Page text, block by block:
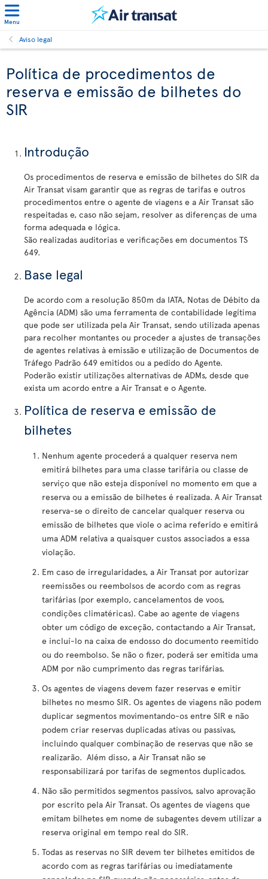
Menu
Aviso legal
Política de procedimentos de
reserva e emissão de bilhetes do
SIR
Introdução
Os procedimentos de reserva e emissão de bilhetes do SIR da
Air Transat visam garantir que as regras de tarifas e outros
procedimentos entre o agente de viagens e a Air Transat são
respeitadas e, caso não sejam, resolver as diferenças de uma
forma adequada e lógica.
São realizadas auditorias e verificações em documentos TS
649.
Base legal
De acordo com a resolução 850m da IATA, Notas de Débito da
Agência (ADM) são uma ferramenta de contabilidade legítima
que pode ser utilizada pela Air Transat, sendo utilizada apenas
para recolher montantes ou proceder a ajustes de transações
de agentes relativas à emissão e utilização de Documentos de
Tráfego Padrão 649 emitidos ou a pedido do Agente.
Poderão existir utilizações alternativas de ADMs, desde que
exista um acordo entre a Air Transat e o Agente.
Política de reserva e emissão de
bilhetes
Nenhum agente procederá a qualquer reserva nem
emitirá bilhetes para uma classe tarifária ou classe de
serviço que não esteja disponível no momento em que a
reserva ou a emissão de bilhetes é realizada. A Air Transat
reserva-se o direito de cancelar qualquer reserva ou
emissão de bilhetes que viole o acima referido e emitirá
uma ADM relativa a quaisquer custos associados a essa
violação.
Em caso de irregularidades, a Air Transat por autorizar
reemissões ou reembolsos de acordo com as regras
tarifárias (por exemplo, cancelamentos de voos,
condições climatéricas). Cabe ao agente de viagens
obter um código de exceção, contactando a Air Transat,
e incluí-lo na caixa de endosso do documento reemitido
ou do reembolso. Se não o fizer, poderá ser emitida uma
ADM por não cumprimento das regras tarifárias.
Os agentes de viagens devem fazer reservas e emitir
bilhetes no mesmo SIR. Os agentes de viagens não podem
duplicar segmentos movimentando-os entre SIR e não
podem criar reservas duplicadas ativas ou passivas,
incluindo qualquer combinação de reservas que não se
realizarão. Além disso, a Air Transat não se
responsabilizará por tarifas de segmentos duplicados.
Não são permitidos segmentos passivos, salvo aprovação
por escrito pela Air Transat. Os agentes de viagens que
emitam bilhetes em nome de subagentes devem utilizar a
reserva original em tempo real do SIR.
Todas as reservas no SIR devem ter bilhetes emitidos de
acordo com as regras tarifárias ou imediatamente